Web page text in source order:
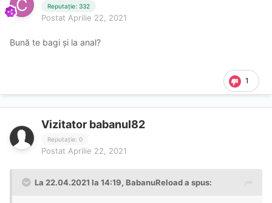
Reputație: 332
Postat Aprilie 22, 2021
Bună te bagi și la anal?
1
Vizitator babanul82
Reputație: 0
Postat Aprilie 22, 2021
La 22.04.2021 la 14:19, BabanuReloada spus: